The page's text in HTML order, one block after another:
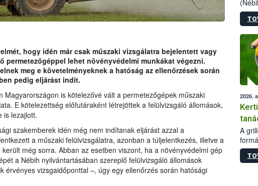
hogy idén már csak műszaki vizsgálatra bejelentett vagy
permetezőgéppel lehet növényvédelmi munkákat végezni.
meg e követelményeknek a hatóság az ellenőrzések során
pedig eljárást indít.
Magyarországon is kötelezővé vált a permetezőgépek műszaki
E kötelezettség előfutáraként létrejöttek a felülvizsgáló állomások,
is lezajlott.
szakemberek idén még nem indítanak eljárást azzal a
a műszaki felülvizsgálatra, azonban a túljelentkezés, illetve a
még sorra. Abban az esetben viszont, ha a növényvédelmi gép
a Nébih nyilvántartásában szereplő felülvizsgáló állomások
érvényes vizsgaidőponttal –, úgy egy ellenőrzés során hatósági
Az
2026.
A